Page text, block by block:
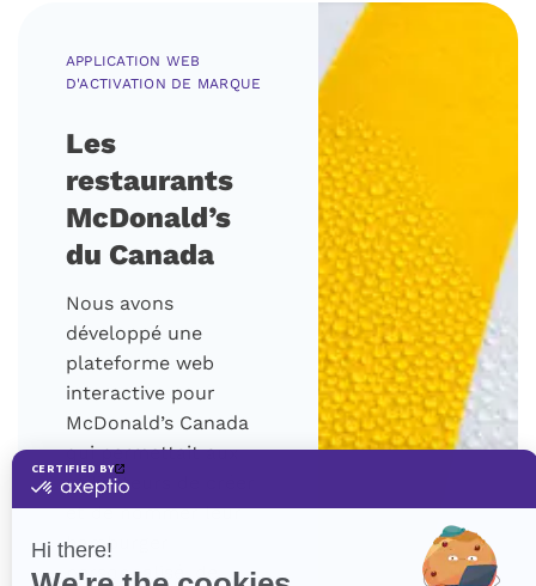
APPLICATION WEB
D'ACTIVATION DE MARQUE
Les
restaurants
McDonald’s
du Canada
Nous avons
développé une
plateforme web
interactive pour
McDonald’s Canada
qui permettait aux
utilisateurs de créer
et de nommer leur
hamburger
personnalisé, de